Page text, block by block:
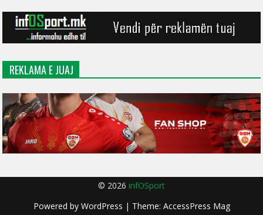
REKLAMA E JUAJ
© 2026 infOSport
Powered by WordPress | Theme: AccessPress Mag